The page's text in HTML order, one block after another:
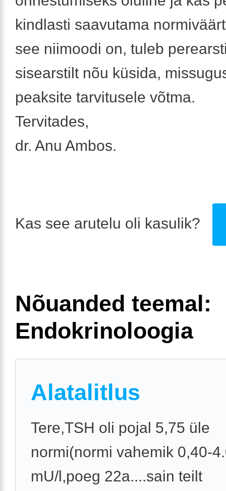
kindlasti saavutama
see niimoodi on, tuleb
sisearstilt nõu küsida,
peaksite tarvitusele võtma.
Tervitades,
dr. Anu Ambos.
Kas see arutelu oli kasulik?
Nõuanded teemal:
Endokrinoloogia
Alatalitlus
Tere,TSH oli pojal 5,75 üle
normi(normi vahemik 0,40-
mU/l,poeg 22a....sain teilt